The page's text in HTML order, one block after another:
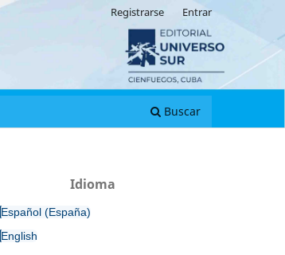
Buscar
Registrarse Entrar
Idioma
Español (España)
English